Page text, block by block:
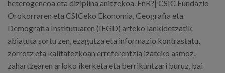
heterogeneoa eta diziplina anitzekoa. EnR?| CSIC Fundazio
Orokorraren eta CSICeko Ekonomia, Geografia eta
Demografia Institutuaren (IEGD) arteko lankidetzatik
abiatuta sortu zen, ezagutza eta informazio kontrastatu,
zorrotz eta kalitatezkoan erreferentzia izateko asmoz,
zahartzearen arloko ikerketa eta berrikuntzari buruz, bai